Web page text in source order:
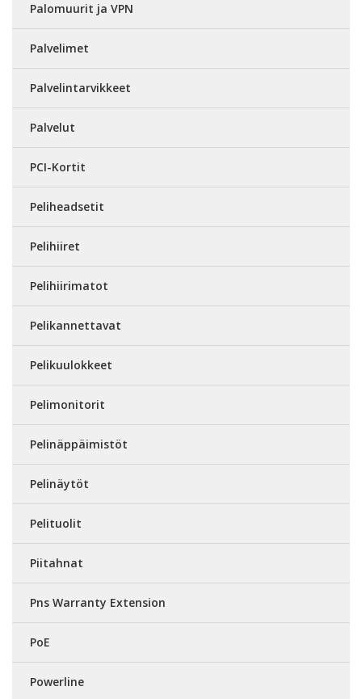
Palomuurit ja VPN
Palvelimet
Palvelintarvikkeet
Palvelut
PCI-Kortit
Peliheadsetit
Pelihiiret
Pelihiirimatot
Pelikannettavat
Pelikuulokkeet
Pelimonitorit
Pelinäppäimistöt
Pelinäytöt
Pelituolit
Piitahnat
Pns Warranty Extension
PoE
Powerline